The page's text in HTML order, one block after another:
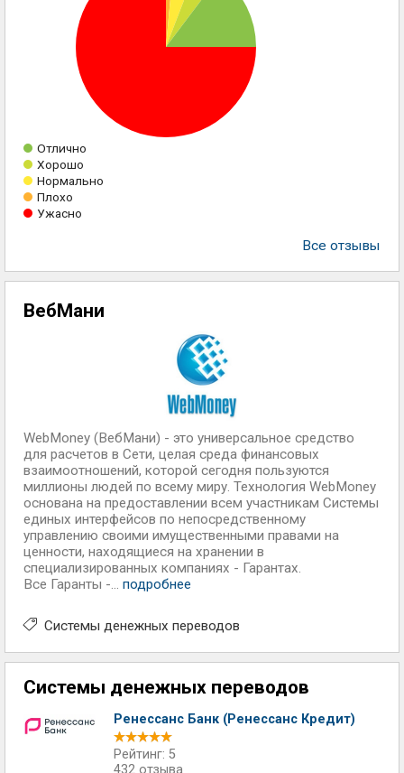
Отлично
Хорошо
Нормально
Плохо
Ужасно
Все отзывы
ВебМани
WebMoney (ВебМани) - это универсальное средство
для расчетов в Сети, целая среда финансовых
взаимоотношений, которой сегодня пользуются
миллионы людей по всему миру. Технология WebMoney
основана на предоставлении всем участникам Системы
единых интерфейсов по непосредственному
управлению своими имущественными правами на
ценности, находящиеся на хранении в
специализированных компаниях - Гарантах.
Все Гаранты -... подробнее
Системы денежных переводов
Системы денежных переводов
Ренессанс Банк (Ренессанс Кредит)
Рейтинг: 5
432 отзыва